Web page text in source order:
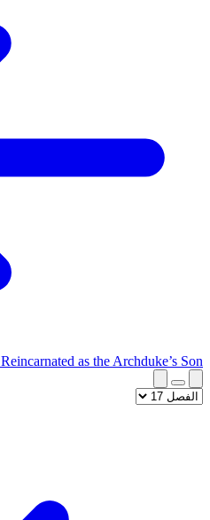
Reincarnated as the Archduke’s Son